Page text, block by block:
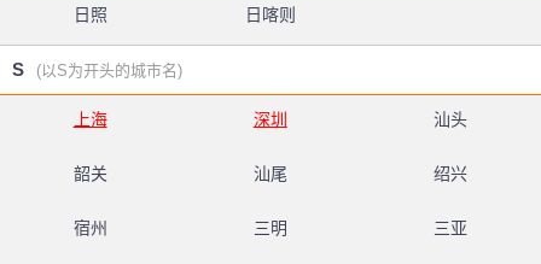
日照 日喀则
S (以S为开头的城市名)
上海 深圳 汕头
韶关 汕尾 绍兴
宿州 三明 三亚